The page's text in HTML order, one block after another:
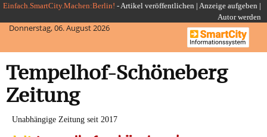
Skip
to
content
Einfach.SmartCity.Machen:Berlin! -Artikel veröffentlichen | Anzeige aufgeben |
Autor werden
Donnerstag, 06. August 2026
Tempelhof-Schöneberg
Zeitung
Unabhängige Zeitung seit 2017